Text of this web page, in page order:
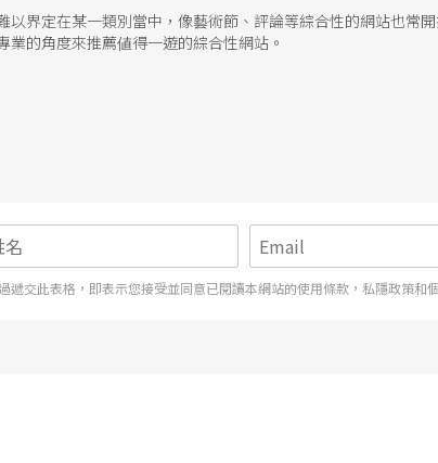
以界定在某一類別當中，像藝術節、評論等綜合性的網站也常
業的角度來推薦値得一遊的綜合性網站。
遞交此表格，即表示您接受並同意已閱讀本網站的使用條款，私隱政策和